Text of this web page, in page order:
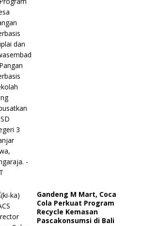
Gandeng M Mart, Coca
Cola Perkuat Program
Recycle Kemasan
Pascakonsumsi di Bali